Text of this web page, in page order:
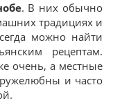
. В них обычно
традициях и
можно найти
рецептам.
очень, а местные
и часто